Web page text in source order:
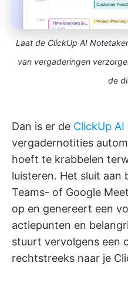
Laat de ClickUp AI
van vergaderingen
de
Dan is er de ClickUp
vergadernotities
hoeft te krabbelen
luisteren. Het sluit aan
Teams- of Google
op en genereert een
actiepunten en
stuurt vervolgens een
rechtstreeks naar je